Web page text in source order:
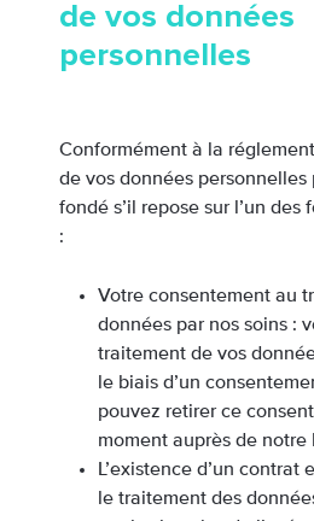
de vos données
personnelles
Conformément à la
de vos données personnelles
fondé s’il repose sur l’un des
:
Votre consentement au
données par nos soins :
traitement de vos
le biais d’un
pouvez retirer ce
moment auprès de notre
L’existence d’un contrat
le traitement des